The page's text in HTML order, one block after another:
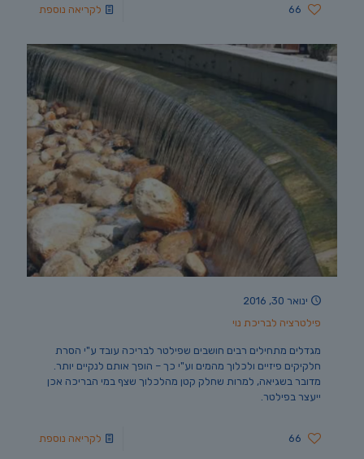
66 לקריאה נוספת
ינואר 30, 2016
פילטרציה לבריכת נוי
מגדלים מתחילים רבים חושבים שפילטר לבריכה עובד ע"י הסרת
חלקיקים פיזיים ולכלוך מהמים וע"י כך – הופך אותם לנקיים יותר.
מדובר בשגיאה, למרות שחלק קטן מהלכלוך שצף במי הבריכה אכן
ייעצר בפילטר.
66 לקריאה נוספת